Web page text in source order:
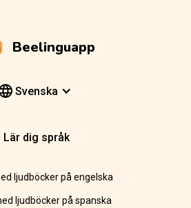
Beelinguapp
Svenska
Lär dig språk
ljudböcker på engelska
ljudböcker på spanska